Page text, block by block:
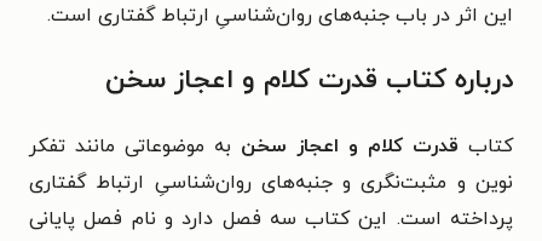
این اثر در باب جنبه‌های روان‌شناسیِ ارتباط گفتاری است.
درباره کتاب قدرت کلام و اعجاز سخن
کتاب قدرت کلام و اعجاز سخن به موضوعاتی مانند تفکر
نوین و مثبت‌نگری و جنبه‌های روان‌شناسیِ ارتباط گفتاری
پرداخته است. این کتاب سه فصل دارد و نام فصل پایانی